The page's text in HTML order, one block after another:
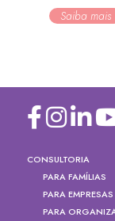
Saiba mais
CONSULTORIA
PARA FAMÍLIAS
PARA EMPRESAS
PARA